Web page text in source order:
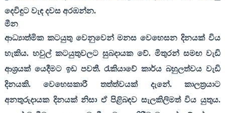
දෙවිඳුට වැඳ දවස අරඹන්න.
මීන
ආධ්‍යාත්මික කටයුතු වෙනුවෙන් මනස වෙහෙසන දිනයක් විය
හැකිය. හවුල් කටයුතුවලට සුබදායක වේ. මිතුරන් සමඟ වැඩි
ආශ්‍රයක් යෙදීමට ඉඩ පවතී. රැකියාවේ කාර්ය බහුලත්වය වැඩි
දිනයකි. වෙහෙසකාරී තත්ත්වයක් දැනේ. කාලත්‍රයාට
අනතුරුදායක දිනයක් නිසා ඒ පිළිබඳව සැලකිලිමත් විය යුතුය.